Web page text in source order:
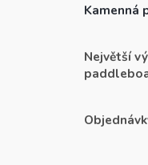
Kamenná
Největší